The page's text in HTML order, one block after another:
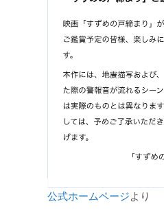
公式ホームページより